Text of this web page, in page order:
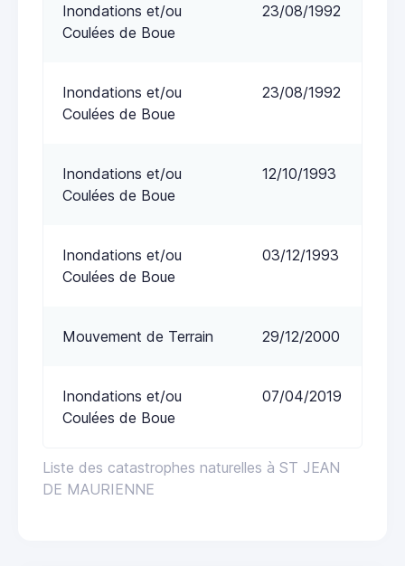
Liste des catastrophes naturelles à ST JEAN
DE MAURIENNE
Inondations et/ou
Coulées de Boue
23/08/1992
Inondations et/ou
Coulées de Boue
23/08/1992
Inondations et/ou
Coulées de Boue
12/10/1993
Inondations et/ou
Coulées de Boue
03/12/1993
Mouvement de Terrain 29/12/2000
Inondations et/ou
Coulées de Boue
07/04/2019